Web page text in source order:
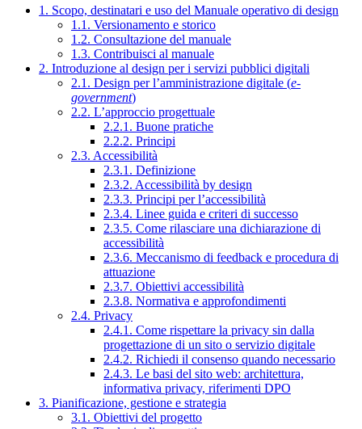
1. Scopo, destinatari e uso del Manuale operativo di design
1.1. Versionamento e storico
1.2. Consultazione del manuale
1.3. Contribuisci al manuale
2. Introduzione al design per i servizi pubblici digitali
2.1. Design per l’amministrazione digitale (e-
government)
2.2. L’approccio progettuale
2.2.1. Buone pratiche
2.2.2. Principi
2.3. Accessibilità
2.3.1. Definizione
2.3.2. Accessibilità by design
2.3.3. Principi per l’accessibilità
2.3.4. Linee guida e criteri di successo
2.3.5. Come rilasciare una dichiarazione di
accessibilità
2.3.6. Meccanismo di feedback e procedura di
attuazione
2.3.7. Obiettivi accessibilità
2.3.8. Normativa e approfondimenti
2.4. Privacy
2.4.1. Come rispettare la privacy sin dalla
progettazione di un sito o servizio digitale
2.4.2. Richiedi il consenso quando necessario
2.4.3. Le basi del sito web: architettura,
informativa privacy, riferimenti DPO
3. Pianificazione, gestione e strategia
3.1. Obiettivi del progetto